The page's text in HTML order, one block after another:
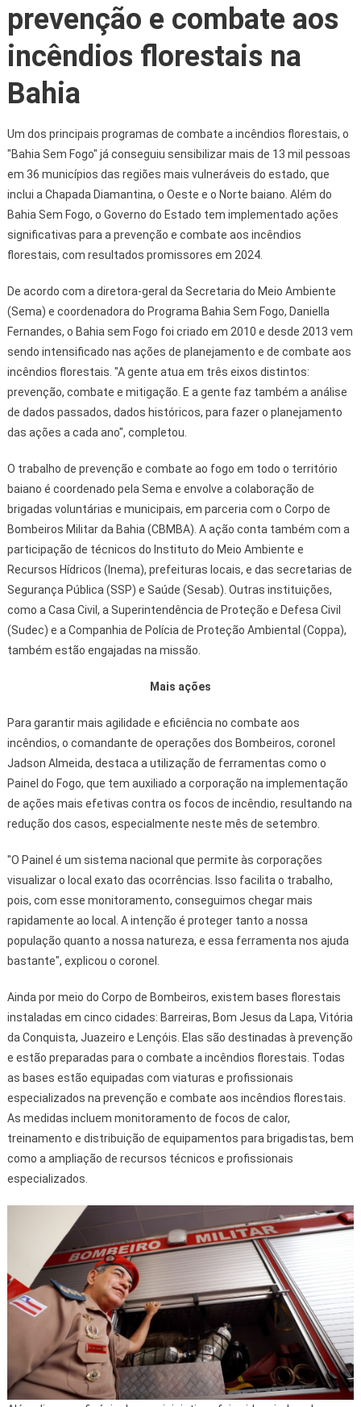
prevenção e combate aos
incêndios florestais na
Bahia
Um dos principais programas de combate a incêndios florestais, o
"Bahia Sem Fogo" já conseguiu sensibilizar mais de 13 mil pessoas
em 36 municípios das regiões mais vulneráveis do estado, que
inclui a Chapada Diamantina, o Oeste e o Norte baiano. Além do
Bahia Sem Fogo, o Governo do Estado tem implementado ações
significativas para a prevenção e combate aos incêndios
florestais, com resultados promissores em 2024.
De acordo com a diretora-geral da Secretaria do Meio Ambiente
(Sema) e coordenadora do Programa Bahia Sem Fogo, Daniella
Fernandes, o Bahia sem Fogo foi criado em 2010 e desde 2013 vem
sendo intensificado nas ações de planejamento e de combate aos
incêndios florestais. "A gente atua em três eixos distintos:
prevenção, combate e mitigação. E a gente faz também a análise
de dados passados, dados históricos, para fazer o planejamento
das ações a cada ano", completou.
O trabalho de prevenção e combate ao fogo em todo o território
baiano é coordenado pela Sema e envolve a colaboração de
brigadas voluntárias e municipais, em parceria com o Corpo de
Bombeiros Militar da Bahia (CBMBA). A ação conta também com a
participação de técnicos do Instituto do Meio Ambiente e
Recursos Hídricos (Inema), prefeituras locais, e das secretarias de
Segurança Pública (SSP) e Saúde (Sesab). Outras instituições,
como a Casa Civil, a Superintendência de Proteção e Defesa Civil
(Sudec) e a Companhia de Polícia de Proteção Ambiental (Coppa),
também estão engajadas na missão.
Mais ações
Para garantir mais agilidade e eficiência no combate aos
incêndios, o comandante de operações dos Bombeiros, coronel
Jadson Almeida, destaca a utilização de ferramentas como o
Painel do Fogo, que tem auxiliado a corporação na implementação
de ações mais efetivas contra os focos de incêndio, resultando na
redução dos casos, especialmente neste mês de setembro.
"O Painel é um sistema nacional que permite às corporações
visualizar o local exato das ocorrências. Isso facilita o trabalho,
pois, com esse monitoramento, conseguimos chegar mais
rapidamente ao local. A intenção é proteger tanto a nossa
população quanto a nossa natureza, e essa ferramenta nos ajuda
bastante", explicou o coronel.
Ainda por meio do Corpo de Bombeiros, existem bases florestais
instaladas em cinco cidades: Barreiras, Bom Jesus da Lapa, Vitória
da Conquista, Juazeiro e Lençóis. Elas são destinadas à prevenção
e estão preparadas para o combate a incêndios florestais. Todas
as bases estão equipadas com viaturas e profissionais
especializados na prevenção e combate aos incêndios florestais.
As medidas incluem monitoramento de focos de calor,
treinamento e distribuição de equipamentos para brigadistas, bem
como a ampliação de recursos técnicos e profissionais
especializados.